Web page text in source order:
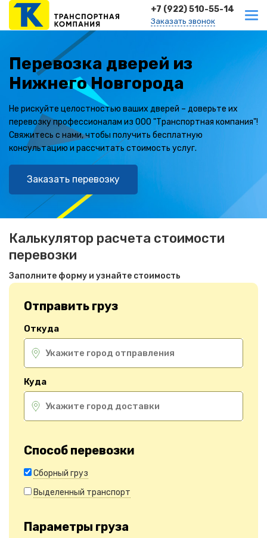
+7 (922) 510-55-14
Заказать звонок
Перевозка дверей из
Нижнего Новгорода
Не рискуйте целостностью ваших дверей – доверьте их
перевозку профессионалам из ООО "Транспортная компания"!
Свяжитесь с нами, чтобы получить бесплатную
консультацию и рассчитать стоимость услуг.
Заказать перевозку
Калькулятор расчета стоимости
перевозки
Заполните форму и узнайте стоимость
Отправить груз
Откуда
Куда
Способ перевозки
Сборный груз
Выделенный транспорт
Параметры груза